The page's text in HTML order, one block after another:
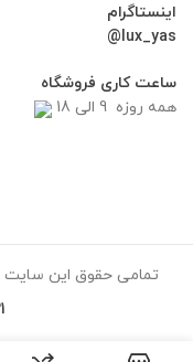
اینستاگرام
lux_yas@
ساعت کاری فروشگاه
همه روزه 9 الی 18
تمامی حقوق این